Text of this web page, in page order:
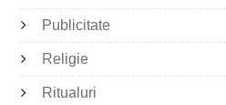
Publicitate
Religie
Ritualuri